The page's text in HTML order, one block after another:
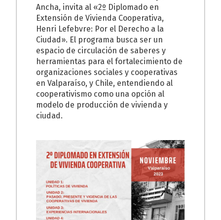
Ancha, invita al «2º Diplomado en
Extensión de Vivienda Cooperativa,
Henri Lefebvre: Por el Derecho a la
Ciudad». El programa busca ser un
espacio de circulación de saberes y
herramientas para el fortalecimiento de
organizaciones sociales y cooperativas
en Valparaíso, y Chile, entendiendo al
cooperativismo como una opción al
modelo de producción de vivienda y
ciudad.